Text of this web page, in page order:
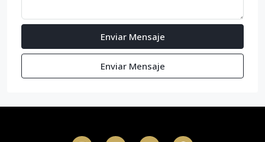
Enviar Mensaje
Enviar Mensaje